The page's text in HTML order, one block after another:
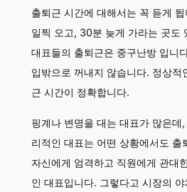
출퇴근 시간에 대해서는 꼭 듣게
일찍 오고, 30분 늦게 가라는 곳도
대표들의 출퇴근은 중구난방 입니
입밖으로 꺼내지 않습니다. 정상적
근 시간이 정확합니다.
핑계나 변명을 대는 대표가 많은데
리적인 대표는 어떤 상황에서도 출
자신에게 엄격하고 직원에게 관대
인 대표입니다. 그렇다고 시장의